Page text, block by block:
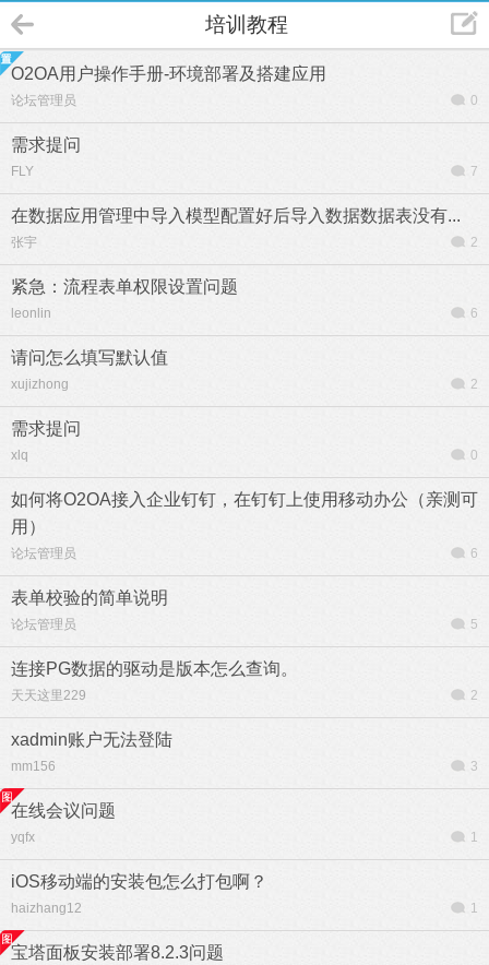
培训教程
O2OA用户操作手册-环境部署及搭建应用
论坛管理员 0
需求提问
FLY 7
在数据应用管理中导入模型配置好后导入数据数据表没有...
张宇 2
紧急：流程表单权限设置问题
leonlin 6
请问怎么填写默认值
xujizhong 2
需求提问
xlq 0
如何将O2OA接入企业钉钉，在钉钉上使用移动办公（亲测可
用）
论坛管理员 6
表单校验的简单说明
论坛管理员 5
连接PG数据的驱动是版本怎么查询。
天天这里229 2
xadmin账户无法登陆
mm156 3
在线会议问题
yqfx 1
iOS移动端的安装包怎么打包啊？
haizhang12 1
宝塔面板安装部署8.2.3问题